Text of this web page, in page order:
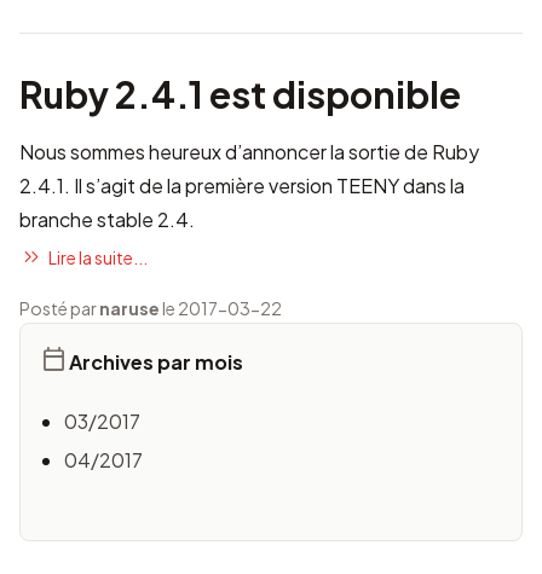
Ruby 2.4.1 est disponible
Nous sommes heureux d’annoncer la sortie de Ruby
2.4.1. Il s’agit de la première version TEENY dans la
branche stable 2.4.
Lire la suite...
Posté parnaruse le 2017-03-22
Archives par mois
03/2017
04/2017